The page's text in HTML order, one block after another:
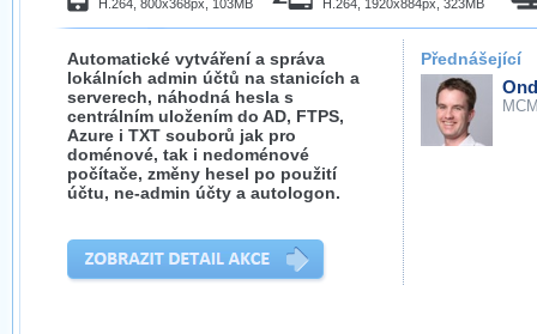
H.264, 800x368px, 103MB H.264, 1920x884px, 323MB
Automatické vytváření a správa
lokálních admin účtů na stanicích a
serverech, náhodná hesla s
centrálním uložením do AD, FTPS,
Azure i TXT souborů jak pro
doménové, tak i nedoménové
počítače, změny hesel po použití
účtu, ne-admin účty a autologon.
Přednášející